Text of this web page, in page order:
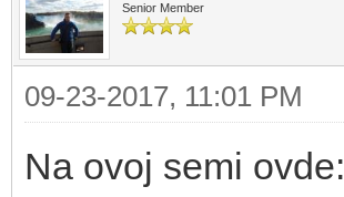
Senior Member
09-23-2017, 11:01 PM
Na ovoj semi ovde: